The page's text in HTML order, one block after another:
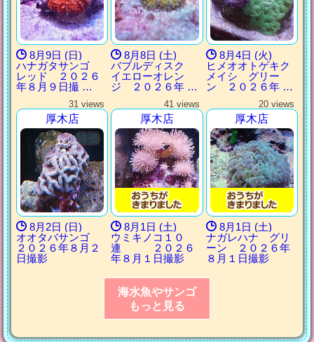
8月9日 (日)
ハナガタサンゴ
レッド ２０２６
年８月９日撮 …
8月8日 (土)
バブルディスク
イエローオレン
ジ ２０２６年 …
8月4日 (火)
ヒメオオトゲキク
メイシ グリー
ン ２０２６年 …
31 views
厚木店
8月2日 (日)
オオタバサンゴ
２０２６年８月２
日撮影
41 views
厚木店
8月1日 (土)
ウミキノコ１０
連 ２０２６
年８月１日撮影
20 views
厚木店
8月1日 (土)
ナガレハナ グリ
ーン ２０２６年
８月１日撮影
海水魚やサンゴ
もっと見る